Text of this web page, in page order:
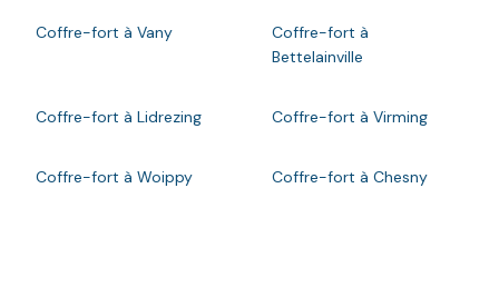
Coffre-fort à Vany
Coffre-fort à
Bettelainville
Coffre-fort à Lidrezing Coffre-fort à Virming
Coffre-fort à Woippy Coffre-fort à Chesny